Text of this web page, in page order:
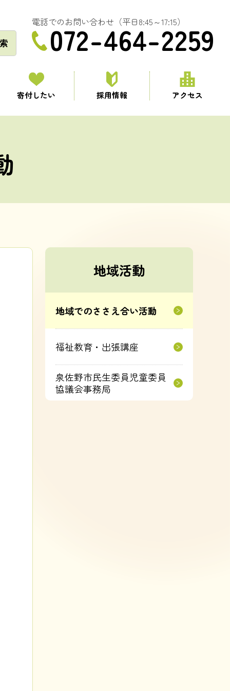
電話でのお問い合わせ（平日8:45～17:15）
072-464-2259
寄付したい 採用情報 アクセス
地域活動
地域でのささえ合い活動
福祉教育・出張講座
泉佐野市民生委員児童委員
協議会事務局